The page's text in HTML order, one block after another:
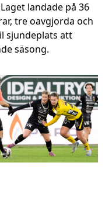
landade på 36
tre oavgjorda och
sjundeplats att
säsong.